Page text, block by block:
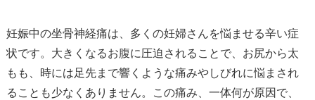
妊娠中の坐骨神経痛は、多くの妊婦さんを悩ませる辛い症
状です。大きくなるお腹に圧迫されることで、お尻から太
もも、時には足先まで響くような痛みやしびれに悩まされ
ることも少なくありません。この痛み、一体何が原因で、